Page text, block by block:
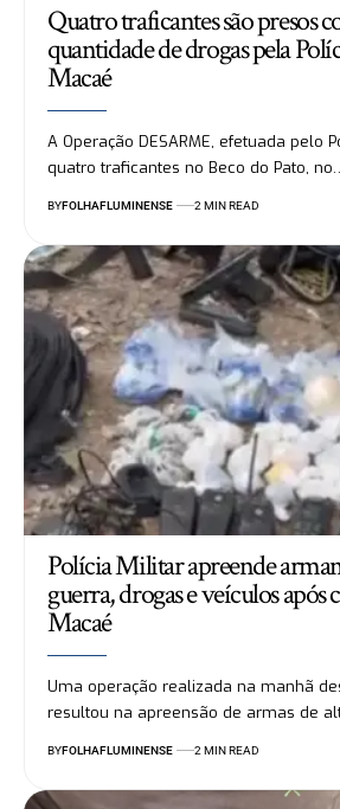
Quatro traficantes são presos
quantidade de drogas pela
Macaé
A Operação DESARME, efetuada pelo
quatro traficantes no Beco do Pato,
BYFOLHAFLUMINENSE 2 MIN READ
Polícia Militar apreende
guerra, drogas e veículos
Macaé
Uma operação realizada na manhã
resultou na apreensão de armas de
BYFOLHAFLUMINENSE 2 MIN READ